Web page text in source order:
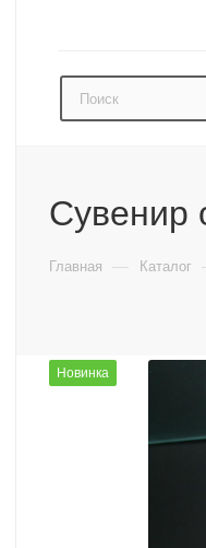
Сувенир
Главная — Каталог
Новинка